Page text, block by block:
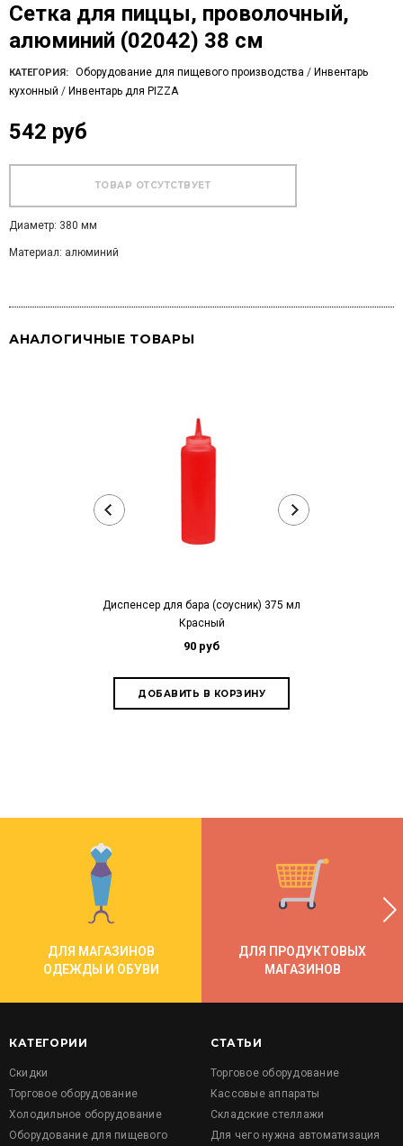
Сетка для пиццы, проволочный,
алюминий (02042) 38 см
КАТЕГОРИЯ: Оборудование для пищевого производства / Инвентарь
кухонный / Инвентарь для PIZZA
542 руб
Диаметр: 380 мм
Материал: алюминий
АНАЛОГИЧНЫЕ ТОВАРЫ
Диспенсер для бара (соусник) 375 мл
Красный
90 руб
ДЛЯ МАГАЗИНОВ
ОДЕЖДЫ И ОБУВИ
ДЛЯ ПРОДУКТОВЫХ
МАГАЗИНОВ
КАТЕГОРИИ
Скидки
Торговое оборудование
Холодильное оборудование
Оборудование для пищевого
СТАТЬИ
Торговое оборудование
Кассовые аппараты
Складские стеллажи
Для чего нужна автоматизация